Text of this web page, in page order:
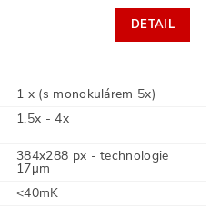
DETAIL
1 x (s monokulárem 5x)
1,5x - 4x
384x288 px - technologie
17µm
<40mK